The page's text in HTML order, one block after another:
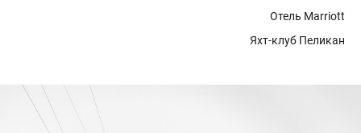
Отель Marriott
Яхт-клуб Пеликан